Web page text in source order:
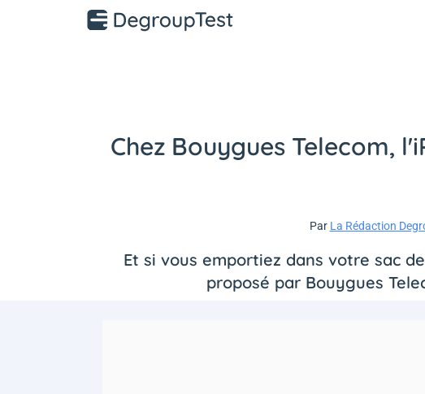
Chez Bouygues Telecom,
Par La Rédaction
Et si vous emportiez dans votre sac
proposé par Bouygues